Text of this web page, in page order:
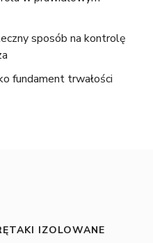
sposób na kontrolę
fundament trwałości
IZOLOWANE